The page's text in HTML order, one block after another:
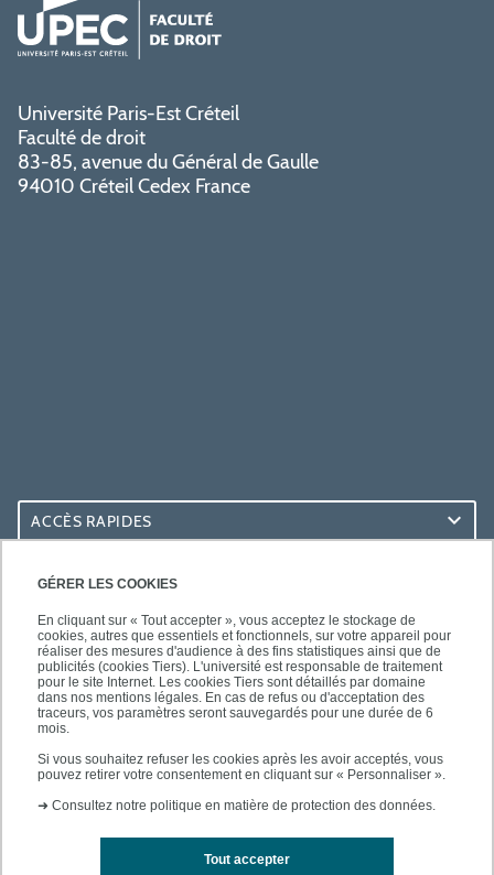
GÉRER LES COOKIES
En cliquant sur « Tout accepter », vous acceptez le stockage de
cookies, autres que essentiels et fonctionnels, sur votre appareil pour
réaliser des mesures d'audience à des fins statistiques ainsi que de
publicités (cookies Tiers). L'université est responsable de traitement
pour le site Internet. Les cookies Tiers sont détaillés par domaine
dans nos mentions légales. En cas de refus ou d'acceptation des
traceurs, vos paramètres seront sauvegardés pour une durée de 6
mois.
Si vous souhaitez refuser les cookies après les avoir acceptés, vous
pouvez retirer votre consentement en cliquant sur « Personnaliser ».
➜ Consultez notre politique en matière de protection des données.
Tout accepter
Université Paris-Est Créteil
Faculté de droit
83-85, avenue du Général de Gaulle
94010 Créteil Cedex France
ACCÈS RAPIDES
ACCÈS PRATIQUES
SUIVEZ-NOUS